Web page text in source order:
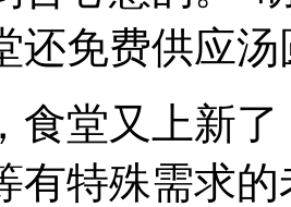
还免费供应
堂又上新了
有特殊需求